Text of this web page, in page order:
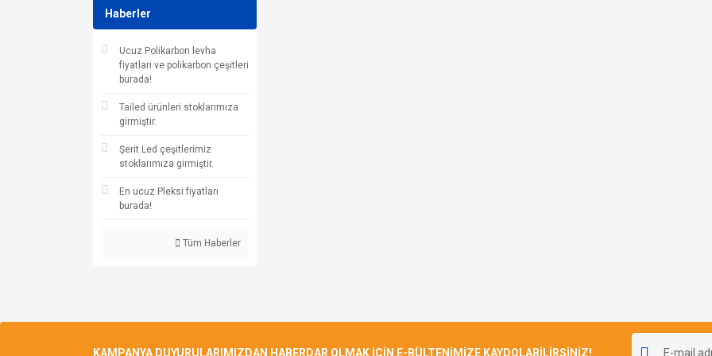
Haberler
Ucuz Polikarbon levha
fiyatları ve polikarbon çeşitleri
burada!
Tailed ürünleri stoklarımıza
girmiştir.
Şerit Led çeşitlerimiz
stoklarımıza girmiştir.
En ucuz Pleksi fiyatları
burada!
Tüm Haberler
KAMPANYA DUYURULARIMIZDAN HABERDAR OLMAK İÇİN E-BÜLTENİMİZE KAYDOLABİLİRSİNİZ!